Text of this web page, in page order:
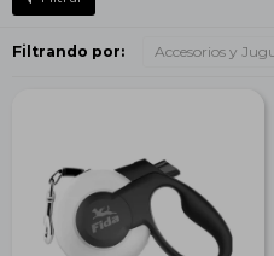
Filtrando por: Accesorios y